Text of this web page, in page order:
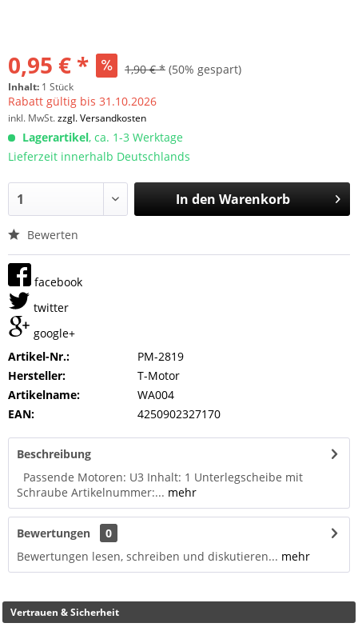
0,95 € * 1,90 € * (50% gespart)
Inhalt: 1 Stück
Rabatt gültig bis 31.10.2026
inkl. MwSt.zzgl. Versandkosten
Lagerartikel, ca. 1-3 Werktage
Lieferzeit innerhalb Deutschlands
In den Warenkorb
Bewerten
facebook
twitter
google+
Artikel-Nr.:
PM-2819
Hersteller:
T-Motor
Artikelname:
WA004
EAN:
4250902327170
Beschreibung
Passende Motoren: U3 Inhalt: 1 Unterlegscheibe mit
Schraube Artikelnummer:... mehr
Bewertungen
0
Bewertungen lesen, schreiben und diskutieren... mehr
Vertrauen & Sicherheit